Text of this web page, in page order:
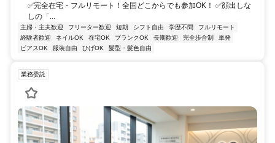
✅完全在宅・フルリモート！全国どこからでも参加OK！ ✅顔出しな
しの「...
主婦・主夫歓迎 フリーター歓迎 短期 シフト自由 学歴不問
フルリモート
経験者歓迎
ネイルOK 在宅OK ブランクOK 長期歓迎 完全歩合制
単発
ピアスOK
服装自由 ひげOK 髪型・髪色自由
業務委託